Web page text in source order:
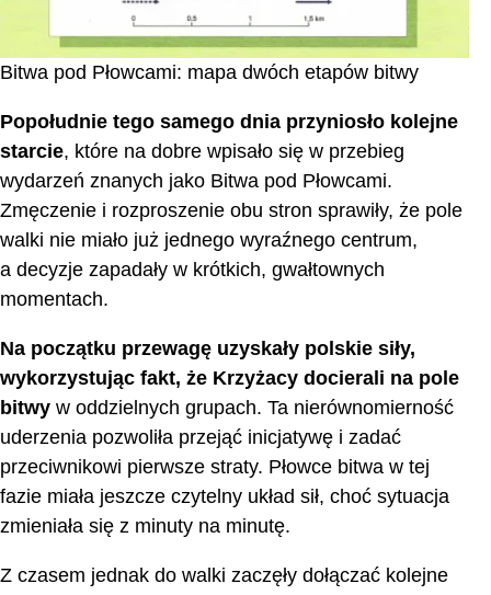
Bitwa pod Płowcami: mapa dwóch etapów bitwy
Popołudnie tego samego dnia przyniosło kolejne
starcie, które na dobre wpisało się w przebieg
wydarzeń znanych jako Bitwa pod Płowcami.
Zmęczenie i rozproszenie obu stron sprawiły, że pole
walki nie miało już jednego wyraźnego centrum,
a decyzje zapadały w krótkich, gwałtownych
momentach.
Na początku przewagę uzyskały polskie siły,
wykorzystując fakt, że Krzyżacy docierali na pole
bitwy w oddzielnych grupach. Ta nierównomierność
uderzenia pozwoliła przejąć inicjatywę i zadać
przeciwnikowi pierwsze straty. Płowce bitwa w tej
fazie miała jeszcze czytelny układ sił, choć sytuacja
zmieniała się z minuty na minutę.
Z czasem jednak do walki zaczęły dołączać kolejne